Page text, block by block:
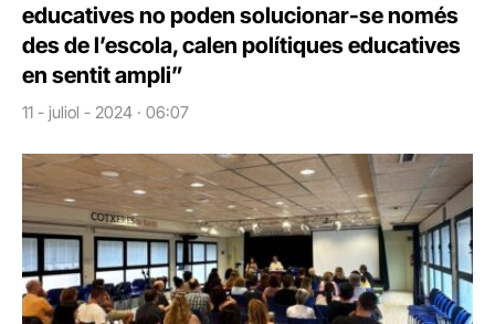
educatives no poden solucionar-se només
des de l’escola, calen polítiques educatives
en sentit ampli”
11 - juliol - 2024 · 06:07